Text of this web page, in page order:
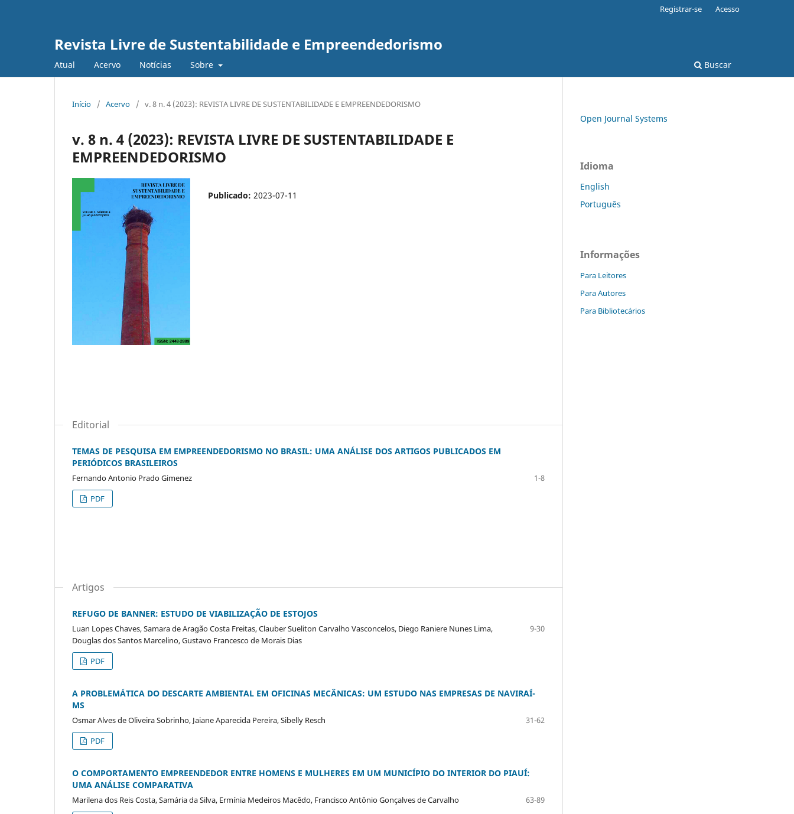
Revista Livre de Sustentabilidade e Empreendedorismo
Atual Acervo Notícias Sobre Buscar
Registrar-se Acesso
Início / Acervo / v. 8 n. 4 (2023): REVISTA LIVRE DE SUSTENTABILIDADE E EMPREENDEDORISMO
v. 8 n. 4 (2023): REVISTA LIVRE DE SUSTENTABILIDADE E
EMPREENDEDORISMO
Publicado: 2023-07-11
Editorial
TEMAS DE PESQUISA EM EMPREENDEDORISMO NO BRASIL: UMA ANÁLISE DOS ARTIGOS PUBLICADOS EM
PERIÓDICOS BRASILEIROS
Fernando Antonio Prado Gimenez
1-8
PDF
Artigos
REFUGO DE BANNER: ESTUDO DE VIABILIZAÇÃO DE ESTOJOS
Luan Lopes Chaves, Samara de Aragão Costa Freitas, Clauber Sueliton Carvalho Vasconcelos, Diego Raniere Nunes Lima,
Douglas dos Santos Marcelino, Gustavo Francesco de Morais Dias
9-30
PDF
A PROBLEMÁTICA DO DESCARTE AMBIENTAL EM OFICINAS MECÂNICAS: UM ESTUDO NAS EMPRESAS DE NAVIRAÍ-
MS
Osmar Alves de Oliveira Sobrinho, Jaiane Aparecida Pereira, Sibelly Resch
31-62
PDF
O COMPORTAMENTO EMPREENDEDOR ENTRE HOMENS E MULHERES EM UM MUNICÍPIO DO INTERIOR DO PIAUÍ:
UMA ANÁLISE COMPARATIVA
Marilena dos Reis Costa, Samária da Silva, Ermínia Medeiros Macêdo, Francisco Antônio Gonçalves de Carvalho
63-89
Open Journal Systems
Idioma
English
Português
Informações
Para Leitores
Para Autores
Para Bibliotecários